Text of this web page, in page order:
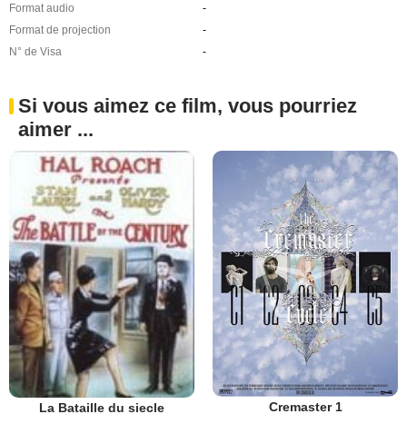
Format audio
-
Format de projection
-
N° de Visa
-
Si vous aimez ce film, vous pourriez
aimer ...
La Bataille du siecle Cremaster 1